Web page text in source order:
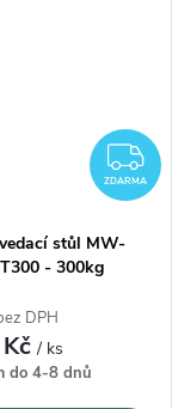
ZDARMA
stůl MW-
- 300kg
DPH
Kč/ ks
do 4-8 dnů